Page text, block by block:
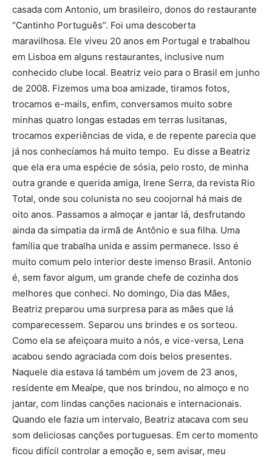
casada com Antonio, um brasileiro, donos do restaurante
“Cantinho Português”. Foi uma descoberta
maravilhosa. Ele viveu 20 anos em Portugal e trabalhou
em Lisboa em alguns restaurantes, inclusive num
conhecido clube local. Beatriz veio para o Brasil em junho
de 2008. Fizemos uma boa amizade, tiramos fotos,
trocamos e-mails, enfim, conversamos muito sobre
minhas quatro longas estadas em terras lusitanas,
trocamos experiências de vida, e de repente parecia que
já nos conhecíamos há muito tempo. Eu disse a Beatriz
que ela era uma espécie de sósia, pelo rosto, de minha
outra grande e querida amiga, Irene Serra, da revista Rio
Total, onde sou colunista no seu coojornal há mais de
oito anos. Passamos a almoçar e jantar lá, desfrutando
ainda da simpatia da irmã de Antônio e sua filha. Uma
família que trabalha unida e assim permanece. Isso é
muito comum pelo interior deste imenso Brasil. Antonio
é, sem favor algum, um grande chefe de cozinha dos
melhores que conheci. No domingo, Dia das Mães,
Beatriz preparou uma surpresa para as mães que lá
comparecessem. Separou uns brindes e os sorteou.
Como ela se afeiçoara muito a nós, e vice-versa, Lena
acabou sendo agraciada com dois belos presentes.
Naquele dia estava lá também um jovem de 23 anos,
residente em Meaípe, que nos brindou, no almoço e no
jantar, com lindas canções nacionais e internacionais.
Quando ele fazia um intervalo, Beatriz atacava com seu
som deliciosas canções portuguesas. Em certo momento
ficou difícil controlar a emoção e, sem avisar, meu